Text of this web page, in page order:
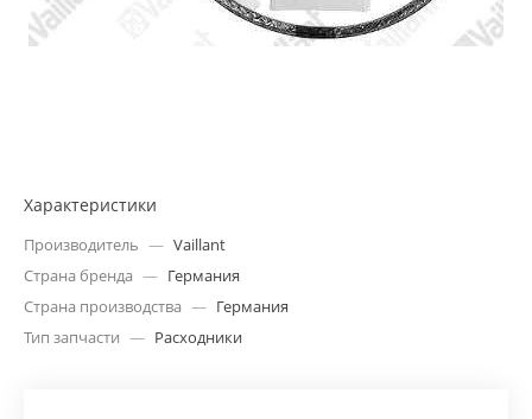
Характеристики
Производитель — Vaillant
Страна бренда — Германия
Страна производства — Германия
Тип запчасти — Расходники